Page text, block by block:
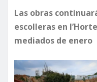
Las obras
escolleras en
mediados de enero